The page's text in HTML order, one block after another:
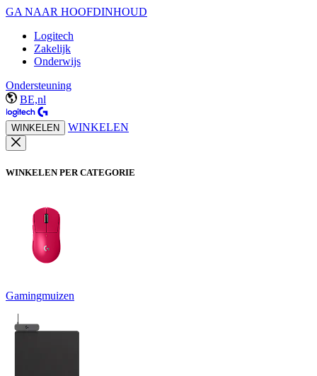
GA NAAR HOOFDINHOUD
Logitech
Zakelijk
Onderwijs
Ondersteuning
BE,nl
WINKELEN WINKELEN
WINKELEN PER CATEGORIE
Gamingmuizen